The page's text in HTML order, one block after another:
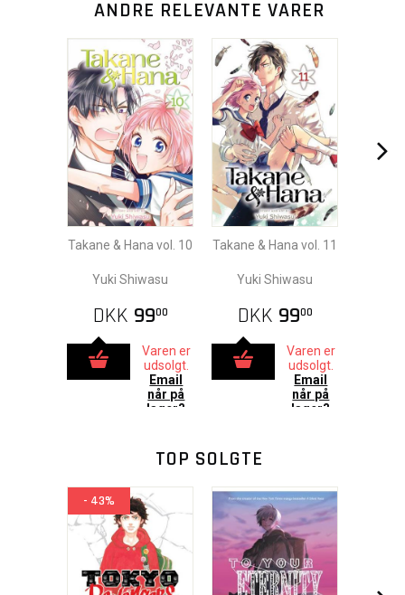
ANDRE RELEVANTE VARER
Takane & Hana vol. 10
Yuki Shiwasu
DKK 9900
Varen er
udsolgt.
Email
når på
lager?
Takane & Hana vol. 11
Yuki Shiwasu
DKK 9900
Varen er
udsolgt.
Email
når på
lager?
TOP SOLGTE
- 43%